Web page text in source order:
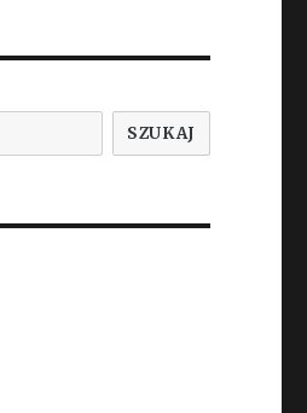
SZUKAJ